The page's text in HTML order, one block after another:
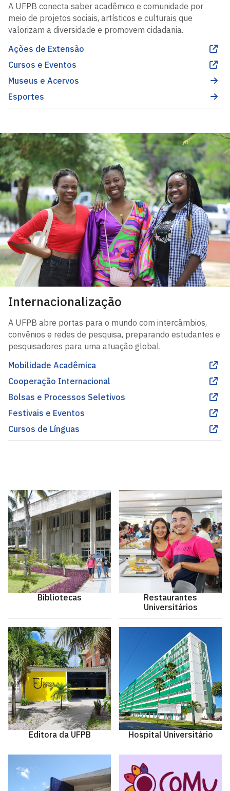
A UFPB conecta saber acadêmico e comunidade por
meio de projetos sociais, artísticos e culturais que
valorizam a diversidade e promovem cidadania.
Ações de Extensão
Cursos e Eventos
Museus e Acervos
Esportes
Internacionalização
A UFPB abre portas para o mundo com intercâmbios,
convênios e redes de pesquisa, preparando estudantes e
pesquisadores para uma atuação global.
Mobilidade Acadêmica
Cooperação Internacional
Bolsas e Processos Seletivos
Festivais e Eventos
Cursos de Línguas
Bibliotecas
Restaurantes
Universitários
Editora da UFPB Hospital Universitário